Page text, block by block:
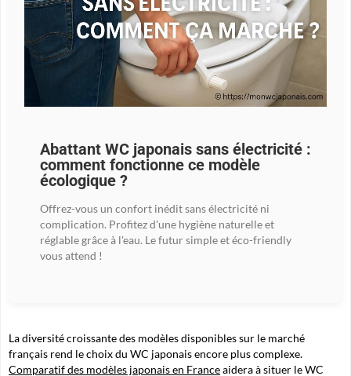
Abattant WC japonais sans électricité :
comment fonctionne ce modèle
écologique ?
Offrez-vous un confort inédit sans électricité ni
complication. Profitez d'une hygiène naturelle et
réglable grâce à l'eau. Le futur simple et éco-friendly
vous attend !
La diversité croissante des modèles disponibles sur le marché
français rend le choix du WC japonais encore plus complexe.
Comparatif des modèles japonais en Franceaidera à situer le WC